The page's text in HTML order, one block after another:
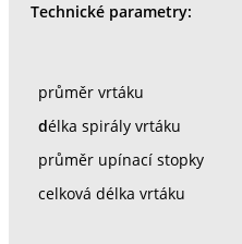
Technické parametry:
průměr vrtáku
délka spirály vrtáku
průměr upínací stopky
celková délka vrtáku